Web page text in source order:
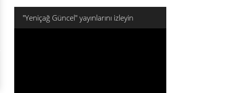
"Yeniçağ Güncel" yayınlarını izleyin